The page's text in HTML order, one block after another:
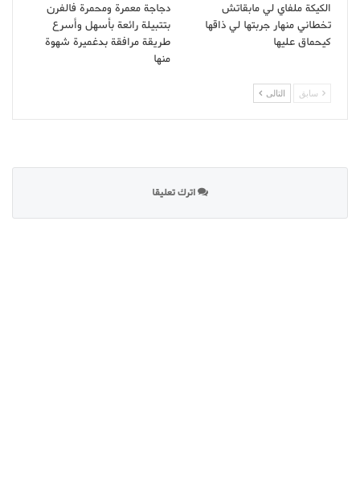
الكيكة ملفاي لي مابقاتش
تخطاني منهار جربتها لي ذاقها
كيحماق عليها
دجاجة معمرة ومحمرة فالفرن
بتتبيلة رائعة بأسهل وأسرع
طريقة مرافقة بدغميرة شهوة
منها
سابق التالى
اترك تعليقا